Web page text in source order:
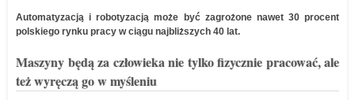
Automatyzacją i robotyzacją może być zagrożone nawet 30 procent
polskiego rynku pracy w ciągu najbliższych 40 lat.
Maszyny będą za człowieka nie tylko fizycznie pracować, ale
też wyręczą go w myśleniu